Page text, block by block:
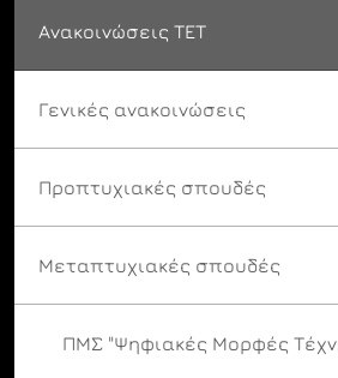
Ανακοινώσεις ΤΕΤ
Γενικές ανακοινώσεις
Προπτυχιακές σπουδές
Μεταπτυχιακές σπουδές
ΠΜΣ "Ψηφιακές Μορφές